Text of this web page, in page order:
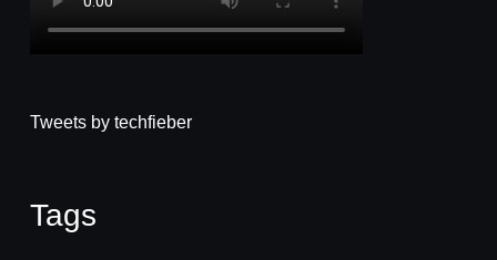
Tweets by techfieber
Tags